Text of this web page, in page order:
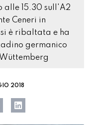
alle 15.30 sull'A2
Ceneri in
è ribaltata e ha
germanico
2018